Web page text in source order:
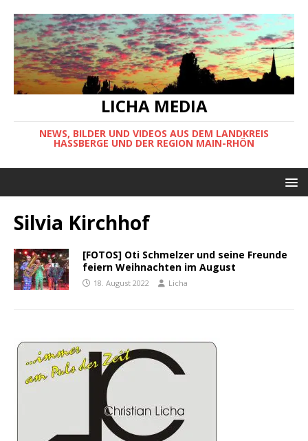
LICHA MEDIA
NEWS, BILDER UND VIDEOS AUS DEM LANDKREIS
HASSBERGE UND DER REGION MAIN-RHÖN
Silvia Kirchhof
[FOTOS] Oti Schmelzer und seine Freunde
feiern Weihnachten im August
18. August 2022 Licha